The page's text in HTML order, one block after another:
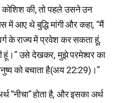
कोशिश की, तो पहले उसने उन
में आए थे बुद्धि मांगी और कहा, “मैं
के राज्य में प्रवेश कर सकता हूं,
हूं।” उसे देखकर, मुझे परमेश्वर का
को बचाता है(अय 22:29)।”
“नीचा” होता है, और इसका अर्थ